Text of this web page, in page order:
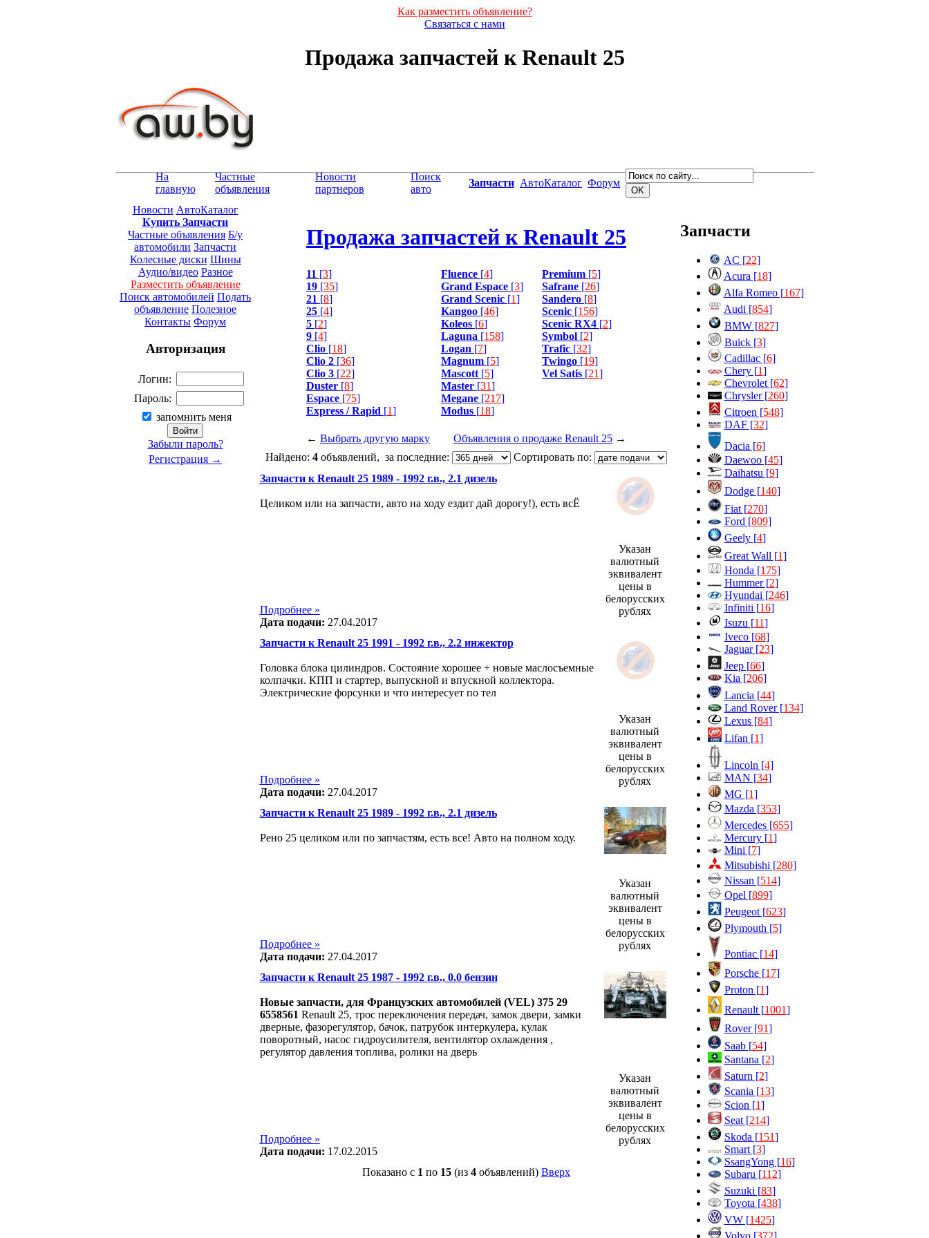
Как разместить объявление?
Связаться с нами
Продажа запчастей к Renault 25
На
главную
Частные
объявления
Новости
партнеров
Поиск
авто
Запчасти АвтоКаталог Форум
Новости АвтоКаталог
Купить Запчасти
Частные объявления Б/у
автомобили Запчасти
Колесные диски Шины
Аудио/видео Разное
Разместить объявление
Поиск автомобилей Подать
объявление Полезное
Контакты Форум
Авторизация
Логин:
Пароль:
запомнить меня
Забыли пароль?
Регистрация →
Продажа запчастей к Renault 25
11 [3]
19 [35]
21 [8]
25 [4]
5 [2]
9 [4]
Clio [18]
Clio 2 [36]
Clio 3 [22]
Duster [8]
Espace [75]
Express / Rapid [1]
Fluence [4]
Grand Espace [3]
Grand Scenic [1]
Kangoo [46]
Koleos [6]
Laguna [158]
Logan [7]
Magnum [5]
Mascott [5]
Master [31]
Megane [217]
Modus [18]
Premium [5]
Safrane [26]
Sandero [8]
Scenic [156]
Scenic RX4 [2]
Symbol [2]
Trafic [32]
Twingo [19]
Vel Satis [21]
← Выбрать другую марку Объявления о продаже Renault 25 →
Найдено: 4 объявлений, за последние:
Сортировать по:
Запчасти к Renault 25 1989 - 1992 г.в., 2.1 дизель
Целиком или на запчасти, авто на ходу ездит дай дорогу!), есть всЁ
Подробнее »
Дата подачи: 27.04.2017
Указан
валютный
эквивалент
цены в
белорусских
рублях
Запчасти к Renault 25 1991 - 1992 г.в., 2.2 инжектор
Головка блока цилиндров. Состояние хорошее + новые маслосъемные
колпачки. КПП и стартер, выпускной и впускной коллектора.
Электрические форсунки и что интересует по тел
Подробнее »
Дата подачи: 27.04.2017
Указан
валютный
эквивалент
цены в
белорусских
рублях
Запчасти к Renault 25 1989 - 1992 г.в., 2.1 дизель
Рено 25 целиком или по запчастям, есть все! Авто на полном ходу.
Подробнее »
Дата подачи: 27.04.2017
Указан
валютный
эквивалент
цены в
белорусских
рублях
Запчасти к Renault 25 1987 - 1992 г.в., 0.0 бензин
Новые запчасти, для Французских автомобилей (VEL) 375 29
6558561 Renault 25, трос переключения передач, замок двери, замки
дверные, фазорегулятор, бачок, патрубок интеркулера, кулак
поворотный, насос гидроусилителя, вентилятор охлаждения ,
регулятор давления топлива, ролики на дверь
Подробнее »
Дата подачи: 17.02.2015
Указан
валютный
эквивалент
цены в
белорусских
рублях
Показано с 1 по 15 (из 4 объявлений) Вверх
Запчасти
AC [22]
Acura [18]
Alfa Romeo [167]
Audi [854]
BMW [827]
Buick [3]
Cadillac [6]
Chery [1]
Chevrolet [62]
Chrysler [260]
Citroen [548]
DAF [32]
Dacia [6]
Daewoo [45]
Daihatsu [9]
Dodge [140]
Fiat [270]
Ford [809]
Geely [4]
Great Wall [1]
Honda [175]
Hummer [2]
Hyundai [246]
Infiniti [16]
Isuzu [11]
Iveco [68]
Jaguar [23]
Jeep [66]
Kia [206]
Lancia [44]
Land Rover [134]
Lexus [84]
Lifan [1]
Lincoln [4]
MAN [34]
MG [1]
Mazda [353]
Mercedes [655]
Mercury [1]
Mini [7]
Mitsubishi [280]
Nissan [514]
Opel [899]
Peugeot [623]
Plymouth [5]
Pontiac [14]
Porsche [17]
Proton [1]
Renault [1001]
Rover [91]
Saab [54]
Santana [2]
Saturn [2]
Scania [13]
Scion [1]
Seat [214]
Skoda [151]
Smart [3]
SsangYong [16]
Subaru [112]
Suzuki [83]
Toyota [438]
VW [1425]
Volvo [372]